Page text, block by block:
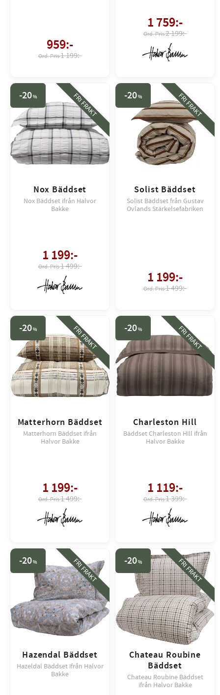
959:-
1 199:-
1 759:-
2 199:-
Nox Bäddset
Nox Bäddset ifrån Halvor
Bakke
1 199:-
1 499:-
20% FRI FRAKT
Solist Bäddset
Solist Bäddset från Gustav
Ovlands Stärkelsefabriken
1 199:-
1 499:-
20% FRI FRAKT
Matterhorn Bäddset
Matterhorn Bäddset ifrån
Halvor Bakke
1 199:-
1 499:-
20% FRI FRAKT
Charleston Hill
Bäddset Charleston Hill ifrån
Halvor Bakke
1 119:-
1 399:-
20% FRI FRAKT
Hazendal Bäddset
Hazeldal Bäddset ifrån Halvor
Bakke
20% FRI FRAKT
Chateau Roubine
Bäddset
Chateau Roubine Bäddset
ifrån Halvor Bakke
20% FRI FRAKT